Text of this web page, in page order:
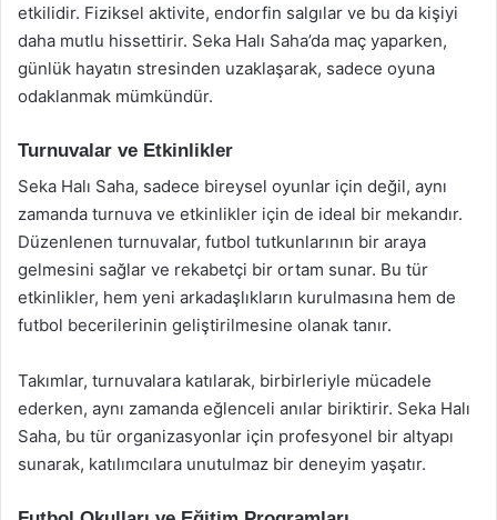
etkilidir. Fiziksel aktivite, endorfin salgılar ve bu da kişiyi
daha mutlu hissettirir. Seka Halı Saha’da maç yaparken,
günlük hayatın stresinden uzaklaşarak, sadece oyuna
odaklanmak mümkündür.
Turnuvalar ve Etkinlikler
Seka Halı Saha, sadece bireysel oyunlar için değil, aynı
zamanda turnuva ve etkinlikler için de ideal bir mekandır.
Düzenlenen turnuvalar, futbol tutkunlarının bir araya
gelmesini sağlar ve rekabetçi bir ortam sunar. Bu tür
etkinlikler, hem yeni arkadaşlıkların kurulmasına hem de
futbol becerilerinin geliştirilmesine olanak tanır.
Takımlar, turnuvalara katılarak, birbirleriyle mücadele
ederken, aynı zamanda eğlenceli anılar biriktirir. Seka Halı
Saha, bu tür organizasyonlar için profesyonel bir altyapı
sunarak, katılımcılara unutulmaz bir deneyim yaşatır.